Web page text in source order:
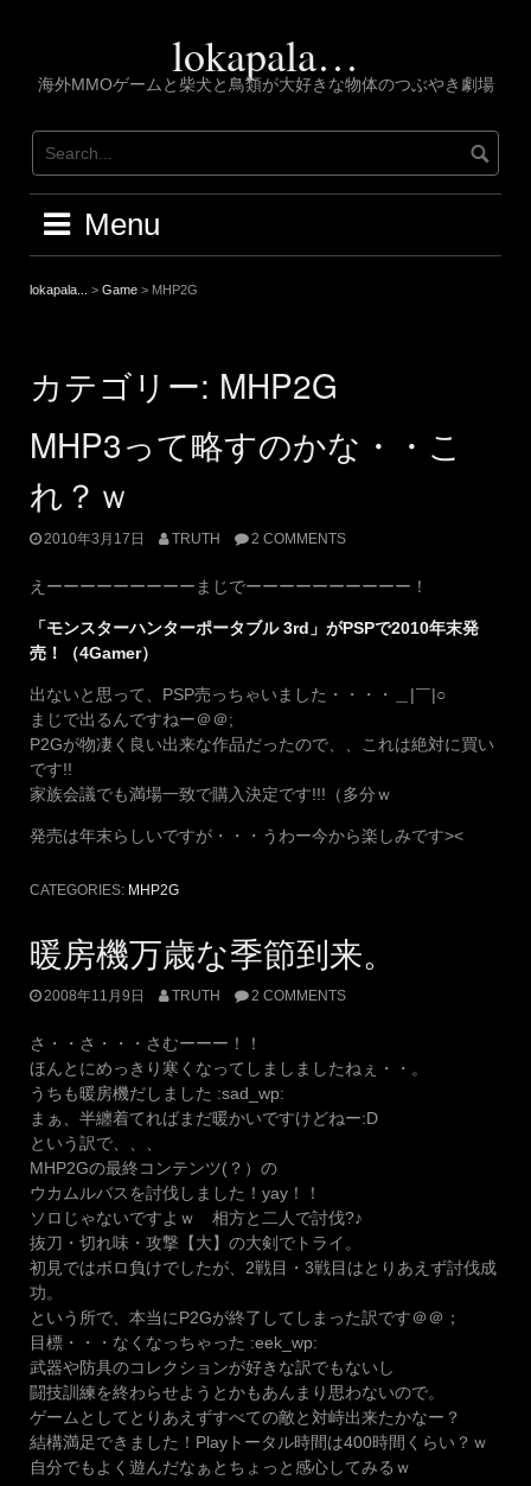
lokapala…
海外MMOゲームと柴犬と鳥類が大好きな物体のつぶやき劇場
Menu
lokapala... > Game > MHP2G
カテゴリー: MHP2G
MHP3って略すのかな・・こ
れ？ｗ
2010年3月17日 TRUTH 2 COMMENTS
えーーーーーーーーーまじでーーーーーーーーーー！
「モンスターハンターポータブル 3rd」がPSPで2010年末発
売！（4Gamer）
出ないと思って、PSP売っちゃいました・・・・＿|￣|○
まじで出るんですねー＠＠;
P2Gが物凄く良い出来な作品だったので、、これは絶対に買い
です!!
家族会議でも満場一致で購入決定です!!!（多分ｗ
発売は年末らしいですが・・・うわー今から楽しみです><
CATEGORIES: MHP2G
暖房機万歳な季節到来。
2008年11月9日 TRUTH 2 COMMENTS
さ・・さ・・・さむーーー！！
ほんとにめっきり寒くなってしましましたねぇ・・。
うちも暖房機だしました :sad_wp:
まぁ、半纏着てればまだ暖かいですけどねー:D
という訳で、、、
MHP2Gの最終コンテンツ(？）の
ウカムルバスを討伐しました！yay！！
ソロじゃないですよｗ 相方と二人で討伐?♪
抜刀・切れ味・攻撃【大】の大剣でトライ。
初見ではボロ負けでしたが、2戦目・3戦目はとりあえず討伐成
功。
という所で、本当にP2Gが終了してしまった訳です＠＠；
目標・・・なくなっちゃった :eek_wp:
武器や防具のコレクションが好きな訳でもないし
闘技訓練を終わらせようとかもあんまり思わないので。
ゲームとしてとりあえずすべての敵と対峙出来たかなー？
結構満足できました！Playトータル時間は400時間くらい？ｗ
自分でもよく遊んだなぁとちょっと感心してみるｗ